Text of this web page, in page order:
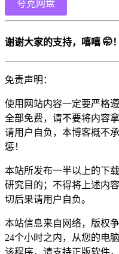
夸克网盘
谢谢大家的支持，嘻嘻 🤭！
免责声明：
使用网站内容一定要严格
全部免费，请不要将内容
请用户自负，本博客概不
惩！
本站所发布一半以上的下
研究目的；不得将上述内
切后果请用户自负。
本站信息来自网络，版权
24个小时之内，从您的电
该程序，请支持正版软件